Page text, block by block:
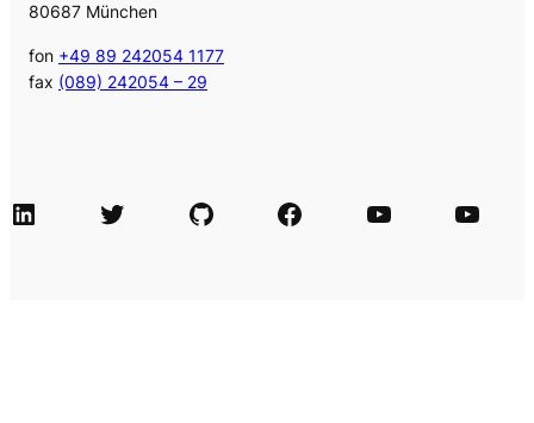
80687 München
fon +49 89 242054 1177
fax (089) 242054 – 29
LinkedIn Twitter GitHub Facebook Agile Videos Tech-Videos